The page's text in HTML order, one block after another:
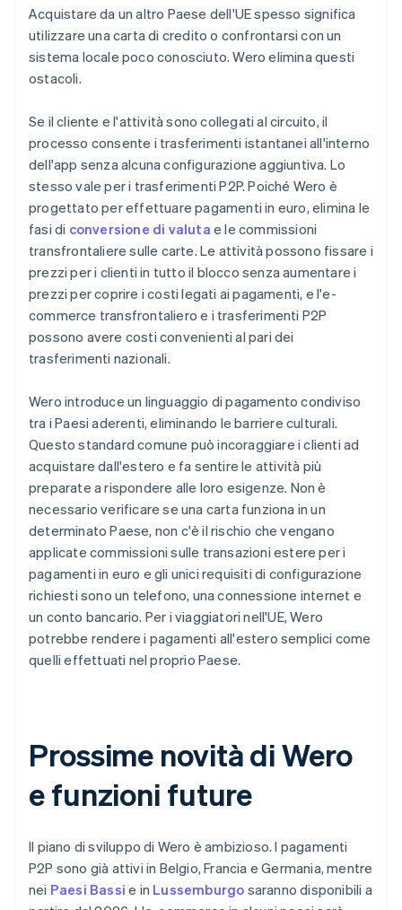
Acquistare da un altro Paese dell'UE spesso significa
utilizzare una carta di credito o confrontarsi con un
sistema locale poco conosciuto. Wero elimina questi
ostacoli.
Se il cliente e l'attività sono collegati al circuito, il
processo consente i trasferimenti istantanei all'interno
dell'app senza alcuna configurazione aggiuntiva. Lo
stesso vale per i trasferimenti P2P. Poiché Wero è
progettato per effettuare pagamenti in euro, elimina le
fasi di conversione di valuta e le commissioni
transfrontaliere sulle carte. Le attività possono fissare i
prezzi per i clienti in tutto il blocco senza aumentare i
prezzi per coprire i costi legati ai pagamenti, e l'e-
commerce transfrontaliero e i trasferimenti P2P
possono avere costi convenienti al pari dei
trasferimenti nazionali.
Wero introduce un linguaggio di pagamento condiviso
tra i Paesi aderenti, eliminando le barriere culturali.
Questo standard comune può incoraggiare i clienti ad
acquistare dall'estero e fa sentire le attività più
preparate a rispondere alle loro esigenze. Non è
necessario verificare se una carta funziona in un
determinato Paese, non c'è il rischio che vengano
applicate commissioni sulle transazioni estere per i
pagamenti in euro e gli unici requisiti di configurazione
richiesti sono un telefono, una connessione internet e
un conto bancario. Per i viaggiatori nell'UE, Wero
potrebbe rendere i pagamenti all'estero semplici come
quelli effettuati nel proprio Paese.
Prossime novità di Wero
e funzioni future
Il piano di sviluppo di Wero è ambizioso. I pagamenti
P2P sono già attivi in Belgio, Francia e Germania, mentre
nei Paesi Bassi e in Lussemburgo saranno disponibili a